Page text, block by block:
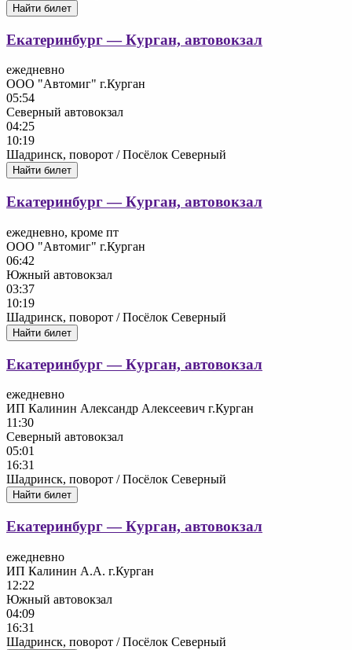
Найти билет
Екатеринбург — Курган, автовокзал
ежедневно
ООО "Автомиг" г.Курган
05:54
Северный автовокзал
04:25
10:19
Шадринск, поворот / Посёлок Северный
Найти билет
Екатеринбург — Курган, автовокзал
ежедневно, кроме пт
ООО "Автомиг" г.Курган
06:42
Южный автовокзал
03:37
10:19
Шадринск, поворот / Посёлок Северный
Найти билет
Екатеринбург — Курган, автовокзал
ежедневно
ИП Калинин Александр Алексеевич г.Курган
11:30
Северный автовокзал
05:01
16:31
Шадринск, поворот / Посёлок Северный
Найти билет
Екатеринбург — Курган, автовокзал
ежедневно
ИП Калинин А.А. г.Курган
12:22
Южный автовокзал
04:09
16:31
Шадринск, поворот / Посёлок Северный